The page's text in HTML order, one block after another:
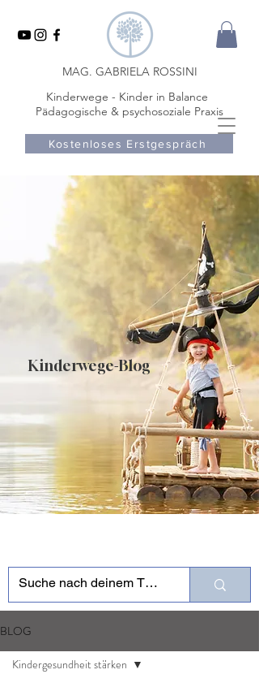
MAG. GABRIELA ROSSINI
Kinderwege - Kinder in Balance
Pädagogische & psychosoziale Praxis
Kostenloses Erstgespräch
Kinderwege-Blog
BLOG
Kindergesundheit stärken